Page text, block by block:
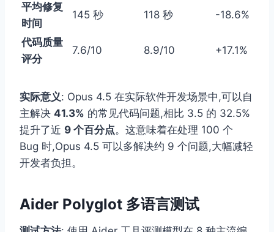
平均修复
时间
145 秒 118 秒 -18.6%
代码质量
评分
7.6/10 8.9/10 +17.1%
实际意义: Opus 4.5 在实际软件开发场景中,可以自
主解决 41.3% 的常见代码问题,相比 3.5 的 32.5%
提升了近 9 个百分点。这意味着在处理 100 个
Bug 时,Opus 4.5 可以多解决约 9 个问题,大幅减轻
开发者负担。
Aider Polyglot 多语言测试